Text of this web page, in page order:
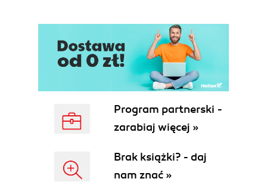
Vector Graphics Editors
Silverlight IDEs
Further Reading
II. Declarative Silverlight
5. Introducing XAML
Using Text
Using Shapes
Using Images
Using Brushes
Program partnerski -
zarabiaj więcej »
Brak książki? - daj
nam znać »